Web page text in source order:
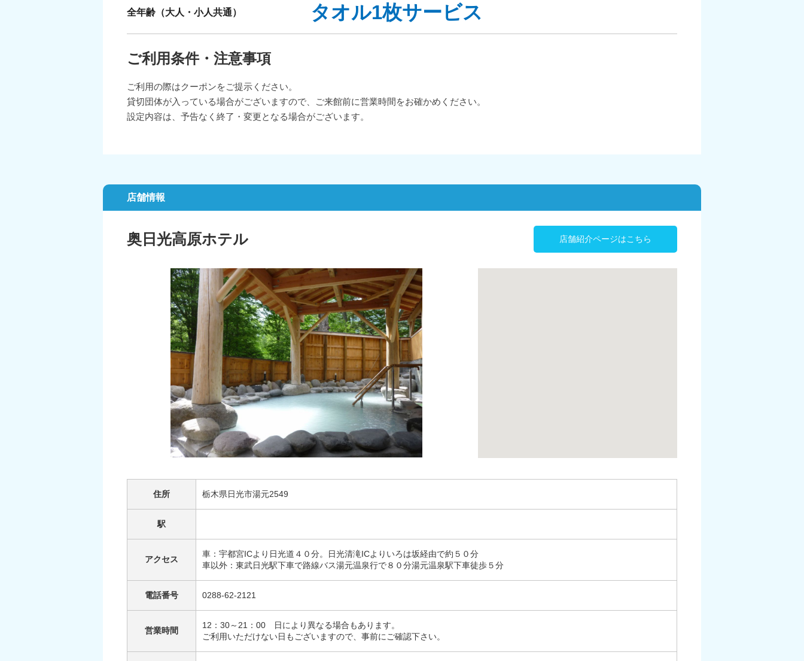
全年齢（大人・小人共通） タオル1枚サービス
ご利用条件・注意事項
ご利用の際はクーポンをご提示ください。
貸切団体が入っている場合がございますので、ご来館前に営業時間をお確かめください。
設定内容は、予告なく終了・変更となる場合がございます。
店舗情報
奥日光高原ホテル 店舗紹介ページはこちら
住所 栃木県日光市湯元2549
駅
アクセス
車：宇都宮ICより日光道４０分。日光清滝ICよりいろは坂経由で約５０分
車以外：東武日光駅下車で路線バス湯元温泉行で８０分湯元温泉駅下車徒歩５分
電話番号 0288-62-2121
営業時間
12：30～21：00 日により異なる場合もあります。
ご利用いただけない日もございますので、事前にご確認下さい。